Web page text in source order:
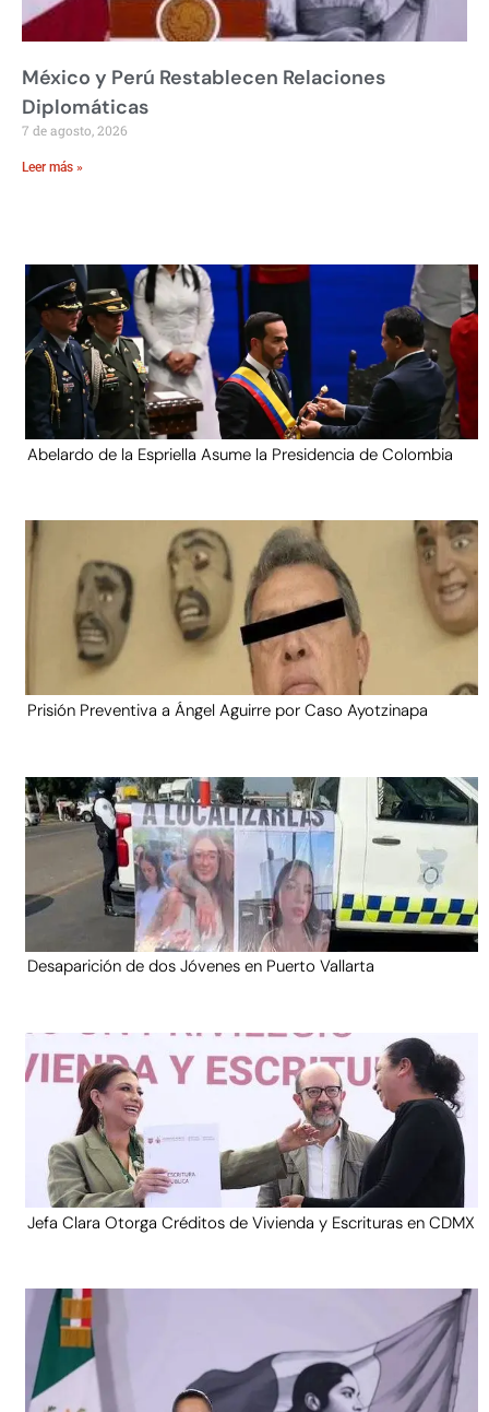
México y Perú Restablecen Relaciones
Diplomáticas
7 de agosto, 2026
Leer más »
Abelardo de la Espriella Asume la Presidencia de Colombia
Prisión Preventiva a Ángel Aguirre por Caso Ayotzinapa
Desaparición de dos Jóvenes en Puerto Vallarta
Jefa Clara Otorga Créditos de Vivienda y Escrituras en CDMX